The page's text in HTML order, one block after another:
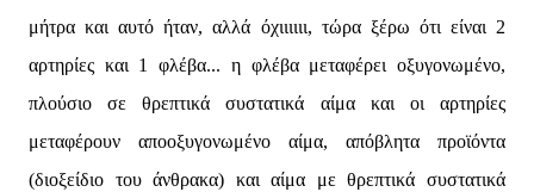
μήτρα και αυτό ήταν, αλλά όχιιιιιι, τώρα ξέρω ότι είναι 2
αρτηρίες και 1 φλέβα... η φλέβα μεταφέρει οξυγονωμένο,
πλούσιο σε θρεπτικά συστατικά αίμα και οι αρτηρίες
μεταφέρουν αποοξυγονωμένο αίμα, απόβλητα προϊόντα
(διοξείδιο του άνθρακα) και αίμα με θρεπτικά συστατικά